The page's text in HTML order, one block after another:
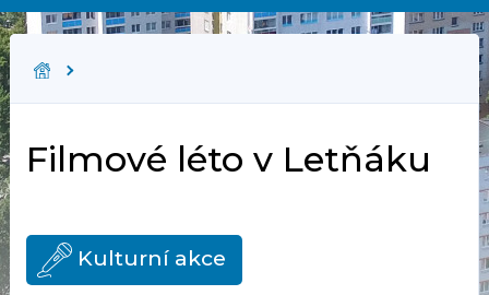
Filmové léto v Letňáku
Kulturní akce